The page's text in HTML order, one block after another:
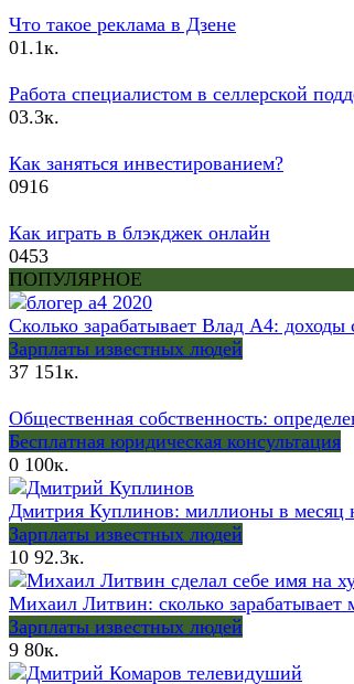
Что такое реклама в Дзене
01.1к.
Работа специалистом в селлерской
03.3к.
Как заняться инвестированием?
0916
Как играть в блэкджек онлайн
0453
ПОПУЛЯРНОЕ
Сколько зарабатывает Влад А4: доходы
Зарплаты известных людей
37 151к.
Общественная собственность:
Бесплатная юридическая консультация
0 100к.
Дмитрия Куплинов: миллионы в месяц
Зарплаты известных людей
10 92.3к.
Михаил Литвин: сколько зарабатывает
Зарплаты известных людей
9 80к.